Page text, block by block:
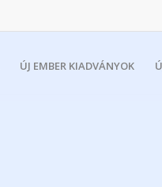
ÚJ EMBER KIADVÁNYOK